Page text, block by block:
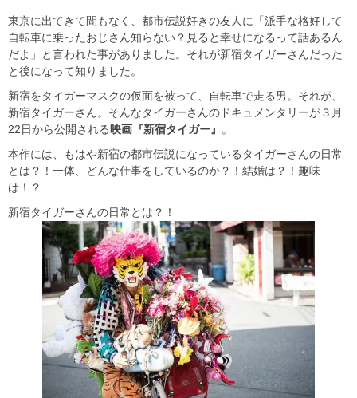
東京に出てきて間もなく、都市伝説好きの友人に「派手な格好して
自転車に乗ったおじさん知らない？見ると幸せになるって話あるん
だよ」と言われた事がありました。それが新宿タイガーさんだった
と後になって知りました。
新宿をタイガーマスクの仮面を被って、自転車で走る男。それが、
新宿タイガーさん。そんなタイガーさんのドキュメンタリーが３月
22日から公開される映画『新宿タイガー』
。
本作には、もはや新宿の都市伝説になっているタイガーさんの日常
とは？！一体、どんな仕事をしているのか？！結婚は？！趣味
は！？
新宿タイガーさんの日常とは？！